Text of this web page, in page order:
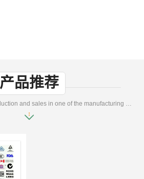
产品推荐